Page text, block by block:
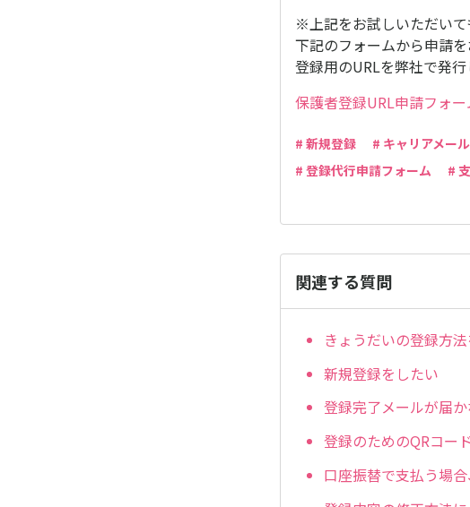
※上記をお試しいただいて
下記のフォームから申請を
登録用のURLを弊社で発行
保護者登録URL申請フォー
# 新規登録 # キャリアメール
# 登録代行申請フォーム
#
関連する質問
きょうだいの登録方
新規登録をしたい
登録完了メールが届
登録のためのQRコー
口座振替で支払う場